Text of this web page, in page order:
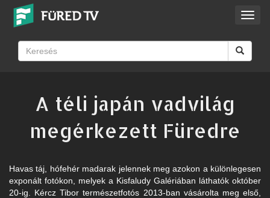
A téli japán vadvilág
megérkezett Füredre
Havas táj, hófehér madarak jelennek meg azokon a különlegesen
exponált fotókon, melyek a Kisfaludy Galériában láthatók október
20-ig. Kércz Tibor természetfotós 2013-ban vásárolta meg első,